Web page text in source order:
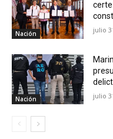
Nación julio
Nación julio